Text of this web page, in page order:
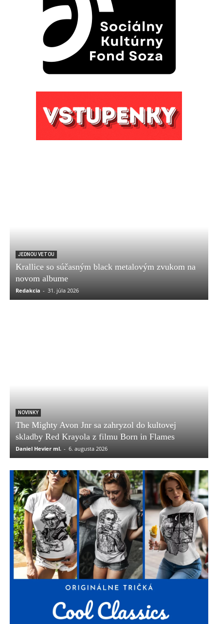
JEDNOU VETOU
Krallice so súčasným black metalovým zvukom na
novom albume
Redakcia - 31. júla 2026
NOVINKY
The Mighty Avon Jnr sa zahryzol do kultovej
skladby Red Krayola z filmu Born in Flames
Daniel Hevier ml. - 6. augusta 2026